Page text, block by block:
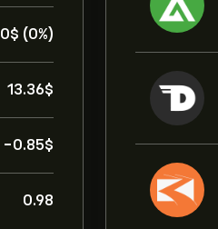
0‎$‎ (0%)
13.36‎$‎
-0.85‎$‎
0.98